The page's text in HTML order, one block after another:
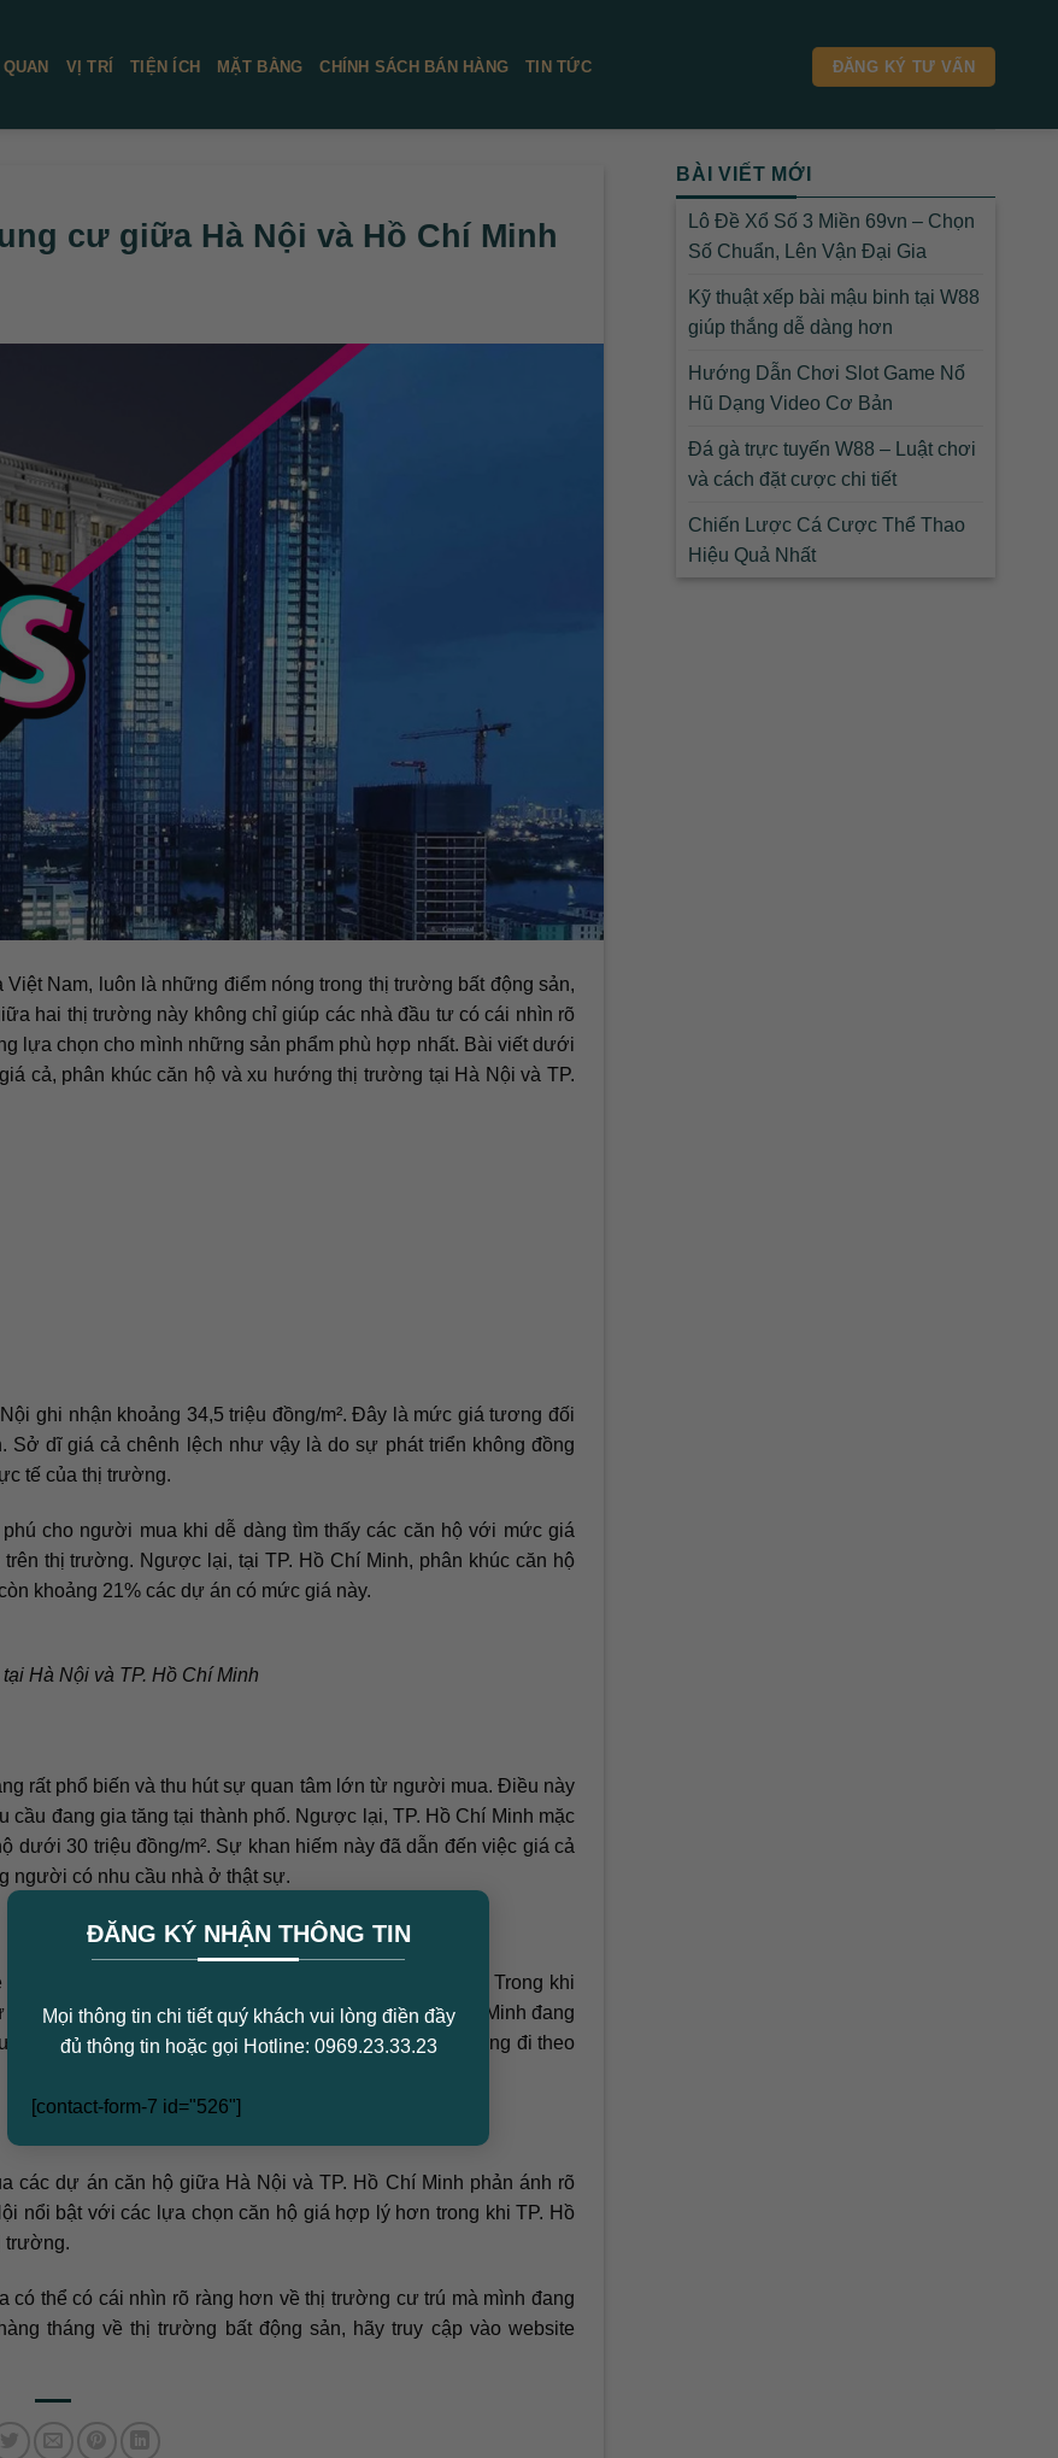
ĐĂNG KÝ NHẬN THÔNG TIN
Mọi thông tin chi tiết quý khách vui lòng điền đầy
đủ thông tin hoặc gọi Hotline: 0969.23.33.23
[contact-form-7 id="526"]
VỊ TRÍ TIỆN ÍCH MẶT BẰNG CHÍNH SÁCH BÁN HÀNG TIN TỨC ĐĂNG KÝ TƯ VẤN
cư giữa Hà Nội và Hồ Chí Minh
Nam, luôn là những điểm nóng trong thị trường bất động sản,
hai thị trường này không chỉ giúp các nhà đầu tư có cái nhìn rõ
lựa chọn cho mình những sản phẩm phù hợp nhất. Bài viết dưới
cả, phân khúc căn hộ và xu hướng thị trường tại Hà Nội và TP.
ghi nhận khoảng 34,5 triệu đồng/m². Đây là mức giá tương đối
Sở dĩ giá cả chênh lệch như vậy là do sự phát triển không đồng
tế của thị trường.
cho người mua khi dễ dàng tìm thấy các căn hộ với mức giá
thị trường. Ngược lại, tại TP. Hồ Chí Minh, phân khúc căn hộ
khoảng 21% các dự án có mức giá này.
Hà Nội và TP. Hồ Chí Minh
rất phổ biến và thu hút sự quan tâm lớn từ người mua. Điều này
đang gia tăng tại thành phố. Ngược lại, TP. Hồ Chí Minh mặc
30 triệu đồng/m². Sự khan hiếm này đã dẫn đến việc giá cả
người có nhu cầu nhà ở thật sự.
định và có xu hướng tăng giá chậm nhưng đều đặn. Trong khi
chỉnh giá mạnh mẽ. Các nhà đầu tư tại TP. Hồ Chí Minh đang
để thích ứng với thị trường, khi mà biến động giá cả đang đi theo
các dự án căn hộ giữa Hà Nội và TP. Hồ Chí Minh phản ánh rõ
nổi bật với các lựa chọn căn hộ giá hợp lý hơn trong khi TP. Hồ
trường.
thể có cái nhìn rõ ràng hơn về thị trường cư trú mà mình đang
tháng về thị trường bất động sản, hãy truy cập vào website
BÀI VIẾT MỚI
Lô Đề Xổ Số 3 Miền 69vn – Chọn
Số Chuẩn, Lên Vận Đại Gia
Kỹ thuật xếp bài mậu binh tại W88
giúp thắng dễ dàng hơn
Hướng Dẫn Chơi Slot Game Nổ
Hũ Dạng Video Cơ Bản
Đá gà trực tuyến W88 – Luật chơi
và cách đặt cược chi tiết
Chiến Lược Cá Cược Thể Thao
Hiệu Quả Nhất